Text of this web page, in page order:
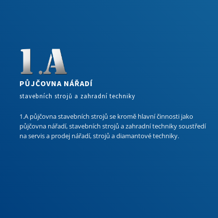
PŮJČOVNA NÁŘADÍ
stavebních strojů a zahradní techniky
1.A půjčovna stavebních strojů se kromě hlavní činnosti jako
půjčovna nářadí, stavebních strojů a zahradní techniky soustředí
na servis a prodej nářadí, strojů a diamantové techniky.